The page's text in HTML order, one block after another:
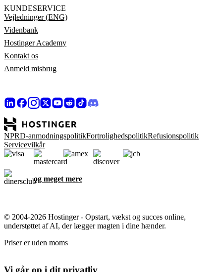
KUNDESERVICE
Vejledninger (ENG)
Videnbank
Hostinger Academy
Kontakt os
Anmeld misbrug
NPRD-anmodningspolitikFortrolighedspolitikRefusionspolitik
Servicevilkår
og meget mere
© 2004-2026 Hostinger - Opstart, vækst og succes online,
understøttet af AI, der lægger magten i dine hænder.
Priser er uden moms
Vi går op i dit privatliv